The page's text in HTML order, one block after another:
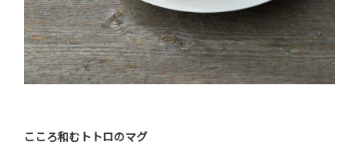
こころ和むトトロのマグ